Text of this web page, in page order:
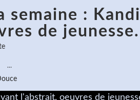
semaine :
de jeunesse.
…